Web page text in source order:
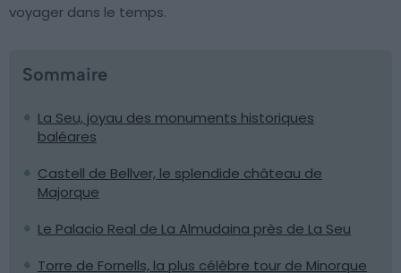
voyager dans le temps.
Sommaire
La Seu, joyau des monuments historiques
baléares
Castell de Bellver, le splendide château de
Majorque
Le Palacio Real de La Almudaina près de La Seu
Torre de Fornells, la plus célèbre tour de Minorque